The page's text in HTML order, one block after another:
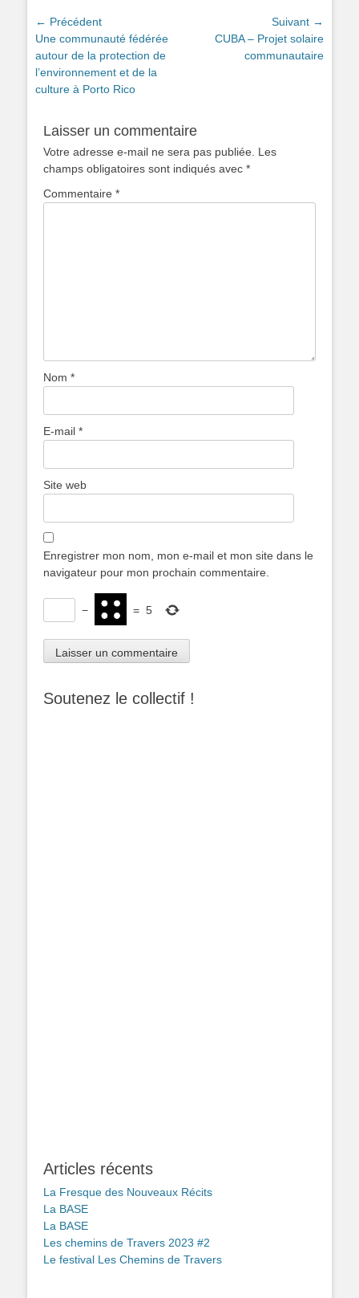
Navigation
de
l’article
← Précédent
Article
précédent :
Une communauté fédérée
autour de la protection de
l’environnement et de la
culture à Porto Rico
Suivant →
CUBA – Projet solaire
communautaire
Laisser un commentaire
Votre adresse e-mail ne sera pas publiée. Les
champs obligatoires sont indiqués avec *
Commentaire *
Nom *
E-mail *
Site web
Enregistrer mon nom, mon e-mail et mon site dans le
navigateur pour mon prochain commentaire.
− = 5
Soutenez le collectif !
Articles récents
La Fresque des Nouveaux Récits
La BASE
La BASE
Les chemins de Travers 2023 #2
Le festival Les Chemins de Travers